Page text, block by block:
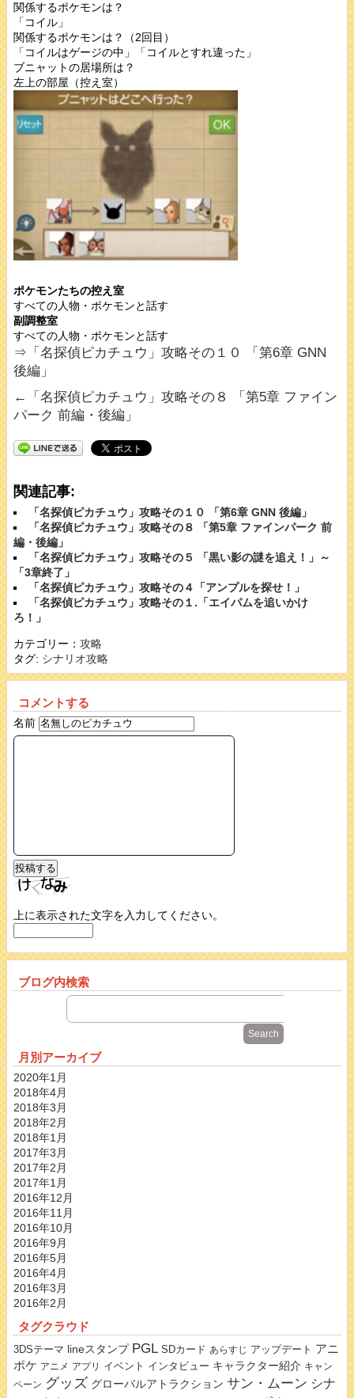
関係するポケモンは？
「コイル」
関係するポケモンは？（2回目）
「コイルはゲージの中」「コイルとすれ違った」
ブニャットの居場所は？
左上の部屋（控え室）
ポケモンたちの控え室
すべての人物・ポケモンと話す
副調整室
すべての人物・ポケモンと話す
⇒「名探偵ピカチュウ」攻略その１０ 「第6章 GNN
後編」
←「名探偵ピカチュウ」攻略その８ 「第5章 ファイン
パーク 前編・後編」
関連記事:
「名探偵ピカチュウ」攻略その１０ 「第6章 GNN 後編」
「名探偵ピカチュウ」攻略その８ 「第5章 ファインパーク 前
編・後編」
「名探偵ピカチュウ」攻略その５ 「黒い影の謎を追え！」～
「3章終了」
「名探偵ピカチュウ」攻略その４「アンプルを探せ！」
「名探偵ピカチュウ」攻略その１.「エイパムを追いかけ
ろ！」
カテゴリー： 攻略
タグ: シナリオ攻略
コメントする
名前
上に表示された文字を入力してください。
ブログ内検索
月別アーカイブ
2020年1月
2018年4月
2018年3月
2018年2月
2018年1月
2017年3月
2017年2月
2017年1月
2016年12月
2016年11月
2016年10月
2016年9月
2016年5月
2016年4月
2016年3月
2016年2月
タグクラウド
3DSテーマ lineスタンプ PGL SDカード あらすじ アップデート アニ
ポケ アニメ アプリ イベント インタビュー キャラクター紹介 キャン
ペーン グッズ グローバルアトラクション サン・ムーン シナ